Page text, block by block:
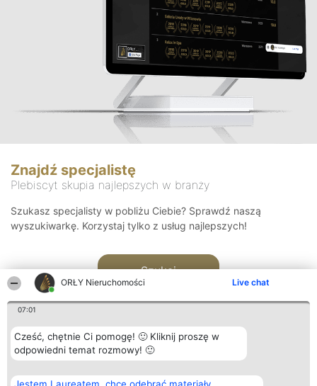
ORŁY Nieruchomości Live chat
07:01
Cześć, chętnie Ci pomogę! 🙂 Kliknij proszę w
odpowiedni temat rozmowy! 🙂
Znajdź specjalistę
Plebiscyt skupia najlepszych w branży
Szukasz specjalisty w pobliżu Ciebie? Sprawdź naszą
wyszukiwarkę. Korzystaj tylko z usług najlepszych!
Szukaj
Organizator plebiscytu Plebiscyt Kontakt